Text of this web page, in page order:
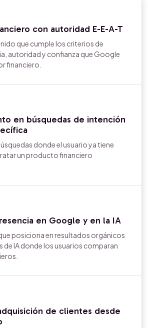
con autoridad E-E-A-T
que cumple los criterios de
autoridad y confianza que Google
financiero.
en búsquedas de intención
donde el usuario ya tiene
un producto financiero
en Google y en la IA
posiciona en resultados orgánicos
de IA donde los usuarios comparan
de clientes desde